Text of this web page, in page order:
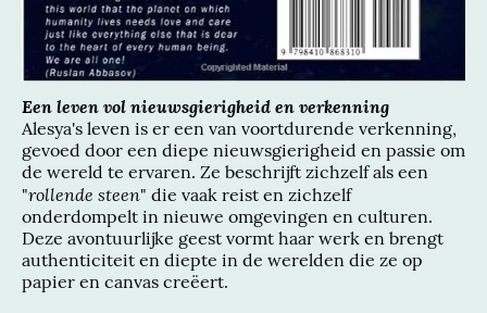
Een leven vol nieuwsgierigheid en verkenning
Alesya's leven is er een van voortdurende verkenning,
gevoed door een diepe nieuwsgierigheid en passie om
de wereld te ervaren. Ze beschrijft zichzelf als een
"rollende steen" die vaak reist en zichzelf
onderdompelt in nieuwe omgevingen en culturen.
Deze avontuurlijke geest vormt haar werk en brengt
authenticiteit en diepte in de werelden die ze op
papier en canvas creëert.